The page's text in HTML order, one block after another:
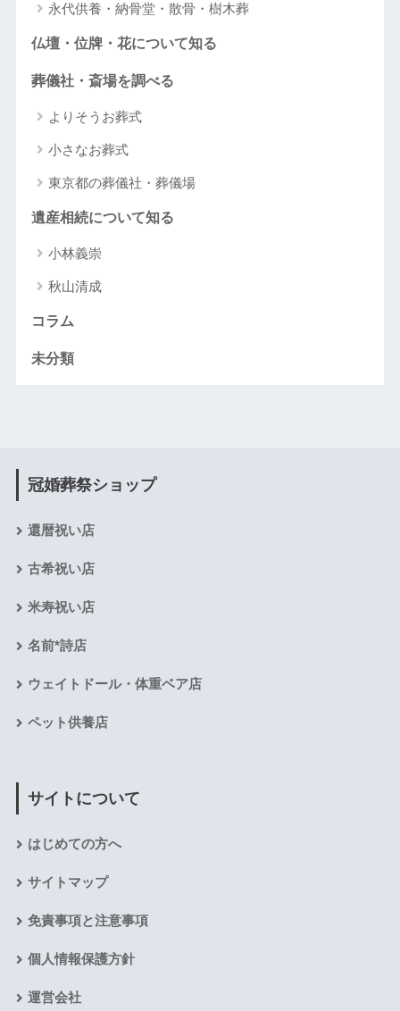
永代供養・納骨堂・散骨・樹木葬
仏壇・位牌・花について知る
葬儀社・斎場を調べる
よりそうお葬式
小さなお葬式
東京都の葬儀社・葬儀場
遺産相続について知る
小林義崇
秋山清成
コラム
未分類
冠婚葬祭ショップ
還暦祝い店
古希祝い店
米寿祝い店
名前*詩店
ウェイトドール・体重ベア店
ペット供養店
サイトについて
はじめての方へ
サイトマップ
免責事項と注意事項
個人情報保護方針
運営会社